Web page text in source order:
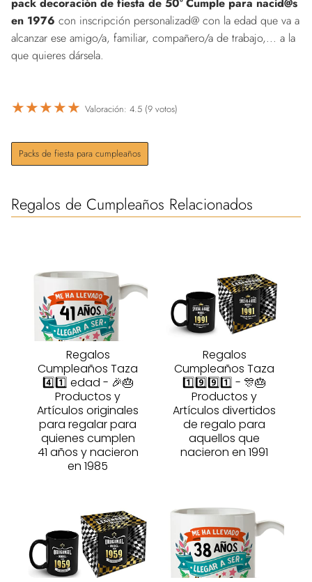
en 1976 con inscripción personalizad@ con la edad que va a
alcanzar ese amigo/a, familiar, compañero/a de trabajo,... a la
que quieres dársela.
★★★★★ Valoración: 4.5 (9 votos)
Packs de fiesta para cumpleaños
Regalos de Cumpleaños Relacionados
Regalos
Cumpleaños Taza
4️⃣1️⃣ edad - 🎉🎂
Productos y
Artículos originales
para regalar para
quienes cumplen
41 años y nacieron
en 1985
Regalos
Cumpleaños Taza
1️⃣9️⃣9️⃣1️⃣ - 🎊🎂
Productos y
Artículos divertidos
de regalo para
aquellos que
nacieron en 1991